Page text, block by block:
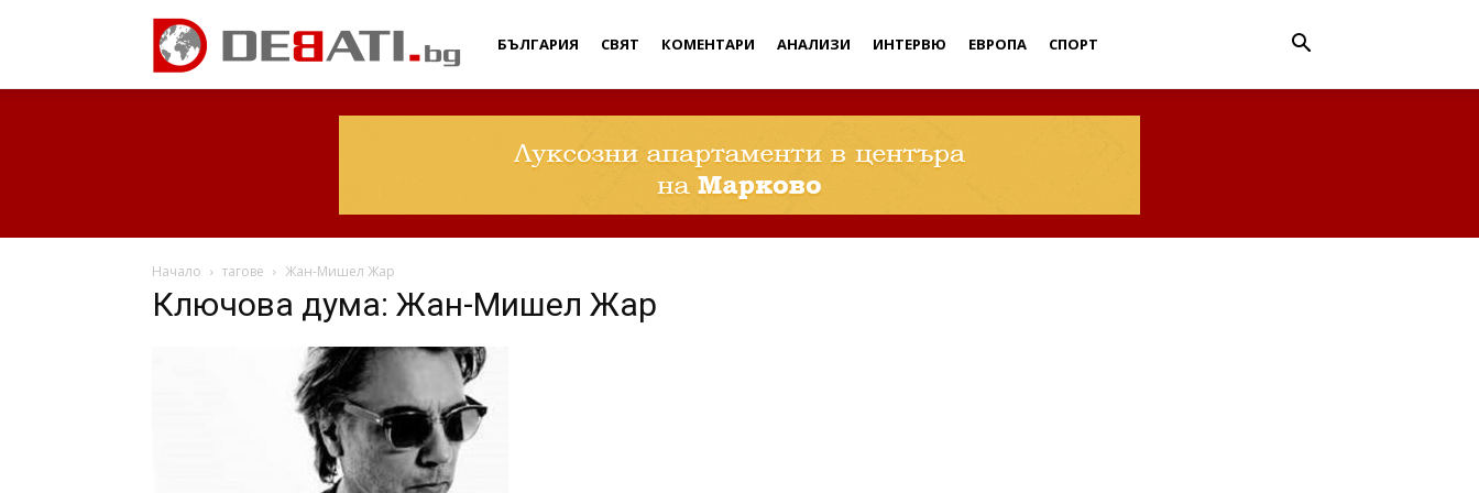
Дебати
БЪЛГАРИЯ СВЯТ КОМЕНТАРИ АНАЛИЗИ ИНТЕРВЮ ЕВРОПА СПОРТ
Начало тагове Жан-Мишел Жар
Ключова дума: Жан-Мишел Жар